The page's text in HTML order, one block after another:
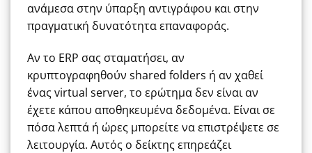
ανάμεσα στην ύπαρξη αντιγράφου και στην
πραγματική δυνατότητα επαναφοράς.
Αν το ERP σας σταματήσει, αν
κρυπτογραφηθούν shared folders ή αν χαθεί
ένας virtual server, το ερώτημα δεν είναι αν
έχετε κάπου αποθηκευμένα δεδομένα. Είναι σε
πόσα λεπτά ή ώρες μπορείτε να επιστρέψετε σε
λειτουργία. Αυτός ο δείκτης επηρεάζει